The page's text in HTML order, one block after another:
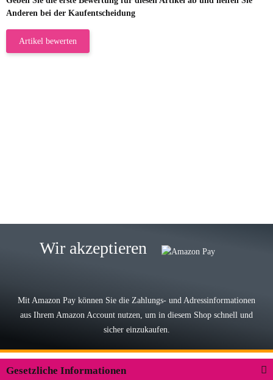
Anderen bei der Kaufentscheidung
Artikel bewerten
Lieferung, man kann bedenkenlos
Der Koffer macht einen sehr soliden
Wir akzeptieren
Mit Amazon Pay können Sie die Zahlungs- und Adressinformationen
aus Ihrem Amazon Account nutzen, um in diesem Shop schnell und
sicher einzukaufen.
Gesetzliche Informationen